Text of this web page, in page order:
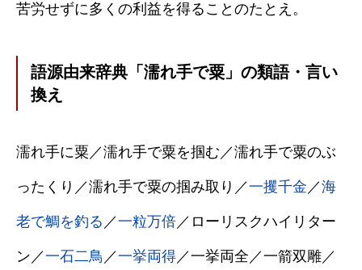
苦労せずに多くの利益を得ることのたとえ。
語源由来辞典「濡れ手で粟」の類語・言い
換え
濡れ手に粟／濡れ手で粟を掴む／濡れ手で粟のぶ
ったくり／濡れ手で粟の掴み取り／一攫千金 ／海
老で鯛を釣る ／一粒万倍／ローリスクハイリター
ン／一石二鳥 ／一挙両得／一挙両全／一箭双雕／